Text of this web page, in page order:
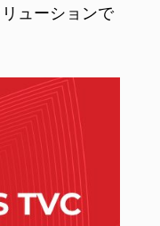
ューションで